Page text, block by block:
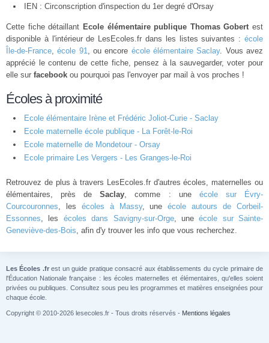
IEN : Circonscription d'inspection du 1er degré d'Orsay
Cette fiche détaillant Ecole élémentaire publique Thomas Gobertest
disponible à l'intérieur de LesEcoles.fr dans les listes suivantes : école
Île-de-France,école 91, ou encore école élémentaire Saclay. Vous avez
apprécié le contenu de cette fiche, pensez à la sauvegarder, voter pour
elle sur facebook ou pourquoi pas l'envoyer par mail à vos proches !
Écoles à proximité
Ecole élémentaire Irène et Frédéric Joliot-Curie - Saclay
Ecole maternelle école publique - La Forêt-le-Roi
Ecole maternelle de Mondetour - Orsay
Ecole primaire Les Vergers - Les Granges-le-Roi
Retrouvez de plus à travers LesEcoles.fr d'autres écoles, maternelles ou
élémentaires, près deSaclay, comme : une école sur Évry-
Courcouronnes, les écoles à Massy, uneécole autours de Corbeil-
Essonnes, les écoles dans Savigny-sur-Orge, uneécole sur Sainte-
Geneviève-des-Bois, afin d'y trouver les info que vous recherchez.
Les Écoles .frest un guide pratique consacré aux établissements du cycle primaire de
l'Éducation Nationale française : les écoles maternelles et élémentaires, qu'elles soient
privées ou publiques. Consultez sous peu les programmes et matières enseignées pour
chaque école.
Copyright © 2010-2026 lesecoles.fr - Tous droits réservés - Mentions légales